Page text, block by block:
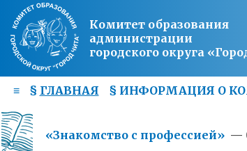
Комитет образования
администрации
городского округа
≡ § ГЛАВНАЯ § ИНФОРМАЦИЯ О
«Знакомство с профессией» —